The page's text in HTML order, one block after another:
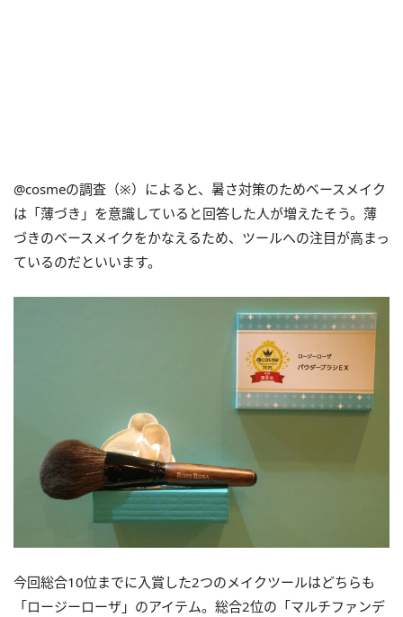
@cosmeの調査（※）によると、暑さ対策のためベースメイク
は「薄づき」を意識していると回答した人が増えたそう。薄
づきのベースメイクをかなえるため、ツールへの注目が高まっ
ているのだといいます。
今回総合10位までに入賞した2つのメイクツールはどちらも
「ロージーローザ」のアイテム。総合2位の「マルチファンデ